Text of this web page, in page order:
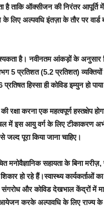
है ताकि ऑक्सीजन की निरंतर
अल्पवधि इंतज़ा के तौर पर वार्ड
है। नवीनतम आंकड़ों के अनुसार
प्रतिशत (5.2 प्रतिशत) व्यक्तियों
हिस्सा ही कोविड इम्युन हो
करना एक महत्वपूर्ण हस्तक्षेप
में इस आयु वर्ग के लिए टीकाकरण
पूरा किया जाना चाहिए।
सहायता के बिना मरीज़,
हो रहे हैं।स्वास्थ्य कार्यकर्ताओं
और कोविड देखभाल केंद्रों में
आयेजन करके अल्पावधि के लिए राज्य